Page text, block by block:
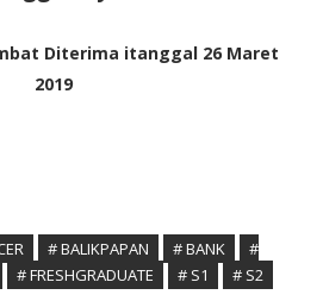
Diterima itanggal 26 Maret
2019
# BALIKPAPAN # BANK
#
# FRESHGRADUATE # S1 # S2